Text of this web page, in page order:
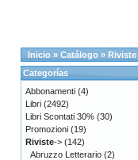
Inicio » Catálogo » Riviste
Categorías
Abbonamenti (4)
Libri (2492)
Libri Scontati 30% (30)
Promozioni (19)
Riviste-> (142)
Abruzzo Letterario (2)